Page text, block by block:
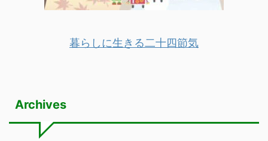
暮らしに生きる二十四節気
Archives